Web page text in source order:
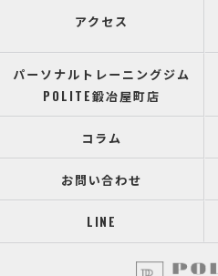
アクセス
パーソナルトレーニングジム
POLITE鍛冶屋町店
コラム
お問い合わせ
LINE